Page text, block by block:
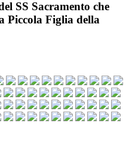
SS Sacramento che
Piccola Figlia della